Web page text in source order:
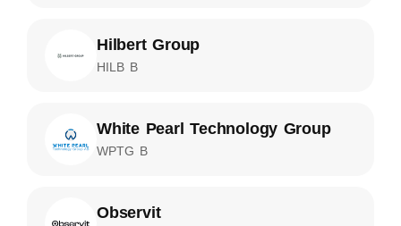
Hilbert Group
HILB B
White Pearl Technology Group
WPTG B
Observit